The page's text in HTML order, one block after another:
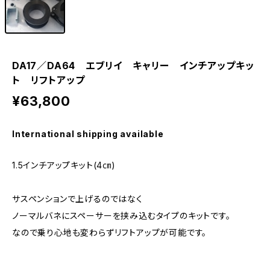
DA17／DA64 エブリイ キャリー インチアップキッ
ト リフトアップ
¥63,800
International shipping available
1.5インチアップキット(4㎝)
サスペンションで上げるのではなく
ノーマルバネにスペーサーを挟み込むタイプのキットです。
なので乗り心地も変わらずリフトアップが可能です。